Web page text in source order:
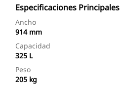
Especificaciones Principales
Ancho
914 mm
Capacidad
325 L
Peso
205 kg